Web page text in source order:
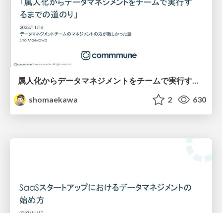
属人化からデータマネジメントをチームで実行するまでの道のり
shomaekawa
2 630